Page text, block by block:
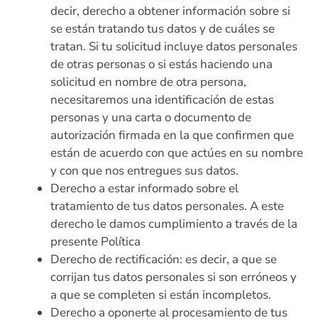
decir, derecho a obtener información sobre si
se están tratando tus datos y de cuáles se
tratan. Si tu solicitud incluye datos personales
de otras personas o si estás haciendo una
solicitud en nombre de otra persona,
necesitaremos una identificación de estas
personas y una carta o documento de
autorización firmada en la que confirmen que
están de acuerdo con que actúes en su nombre
y con que nos entregues sus datos.
Derecho a estar informado sobre el
tratamiento de tus datos personales. A este
derecho le damos cumplimiento a través de la
presente Política
Derecho de rectificación: es decir, a que se
corrijan tus datos personales si son erróneos y
a que se completen si están incompletos.
Derecho a oponerte al procesamiento de tus